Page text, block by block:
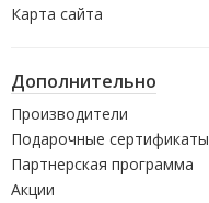
Карта сайта
Дополнительно
Производители
Подарочные сертификаты
Партнерская программа
Акции